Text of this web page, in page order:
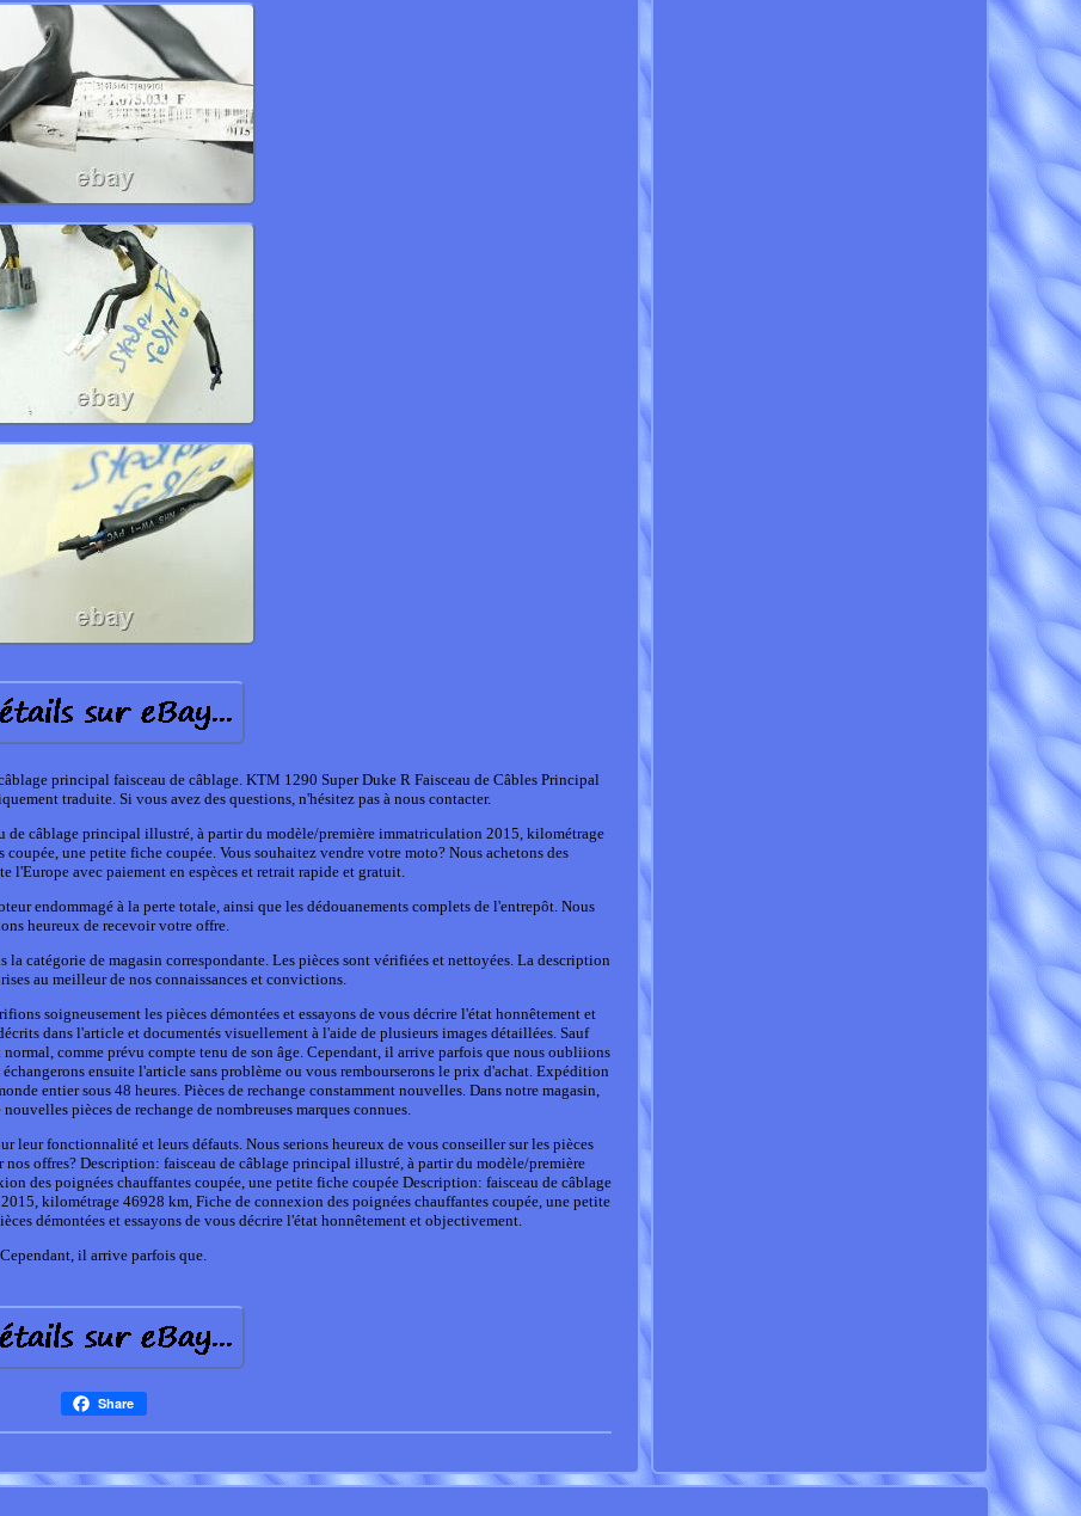
principal faisceau de câblage. KTM 1290 Super Duke R Faisceau de Câbles Principal
traduite. Si vous avez des questions, n'hésitez pas à nous contacter.
de câblage principal illustré, à partir du modèle/première immatriculation 2015, kilométrage
une petite fiche coupée. Vous souhaitez vendre votre moto? Nous achetons des
l'Europe avec paiement en espèces et retrait rapide et gratuit.
endommagé à la perte totale, ainsi que les dédouanements complets de l'entrepôt. Nous
heureux de recevoir votre offre.
la catégorie de magasin correspondante. Les pièces sont vérifiées et nettoyées. La description
au meilleur de nos connaissances et convictions.
soigneusement les pièces démontées et essayons de vous décrire l'état honnêtement et
dans l'article et documentés visuellement à l'aide de plusieurs images détaillées. Sauf
comme prévu compte tenu de son âge. Cependant, il arrive parfois que nous oubliions
ensuite l'article sans problème ou vous rembourserons le prix d'achat. Expédition
entier sous 48 heures. Pièces de rechange constamment nouvelles. Dans notre magasin,
pièces de rechange de nombreuses marques connues.
leur fonctionnalité et leurs défauts. Nous serions heureux de vous conseiller sur les pièces
nos offres? Description: faisceau de câblage principal illustré, à partir du modèle/première
des poignées chauffantes coupée, une petite fiche coupée Description: faisceau de câblage
kilométrage 46928 km, Fiche de connexion des poignées chauffantes coupée, une petite
démontées et essayons de vous décrire l'état honnêtement et objectivement.
Cependant, il arrive parfois que.
Share